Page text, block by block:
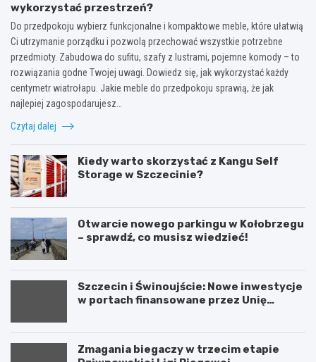
wykorzystać przestrzeń?
Do przedpokoju wybierz funkcjonalne i kompaktowe meble, które ułatwią
Ci utrzymanie porządku i pozwolą przechować wszystkie potrzebne
przedmioty. Zabudowa do sufitu, szafy z lustrami, pojemne komody – to
rozwiązania godne Twojej uwagi. Dowiedz się, jak wykorzystać każdy
centymetr wiatrołapu. Jakie meble do przedpokoju sprawią, że jak
najlepiej zagospodarujesz…
Czytaj dalej
Kiedy warto skorzystać z Kangu Self
Storage w Szczecinie?
Otwarcie nowego parkingu w Kołobrzegu
– sprawdź, co musisz wiedzieć!
Szczecin i Świnoujście: Nowe inwestycje
w portach finansowane przez Unię
Zmagania biegaczy w trzecim etapie